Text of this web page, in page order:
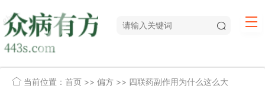
当前位置： 首页 >> 偏方 >> 四联药副作用为什么这么大